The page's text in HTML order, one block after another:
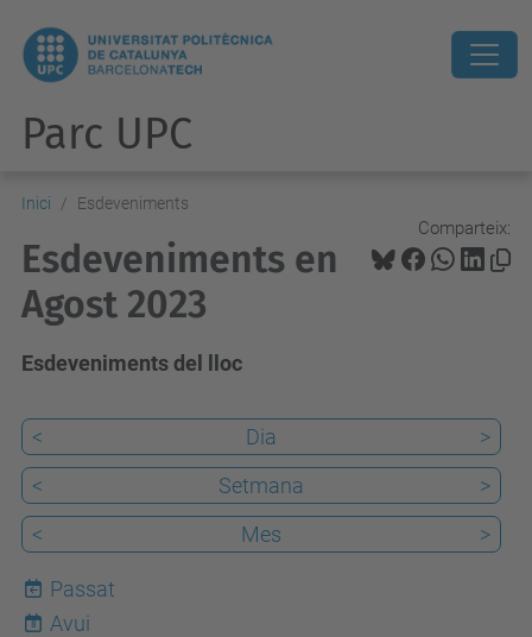
Parc UPC
Inici Esdeveniments
Comparteix:
Esdeveniments en
Agost 2023
Esdeveniments del lloc
< Dia
>
<
Setmana
>
<
Mes >
Passat
8
Avui